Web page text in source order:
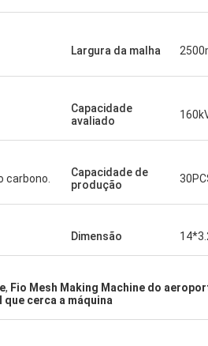
Largura da malha
Capacidade
avaliado
carbono.
Capacidade de
produção
Dimensão
, Fio Mesh Making Machine do
cerca a máquina